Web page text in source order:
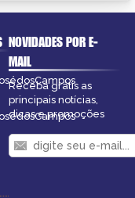
NOVIDADES POR E-
MAIL
Receba grátis as
principais notícias,
dicas e promoções